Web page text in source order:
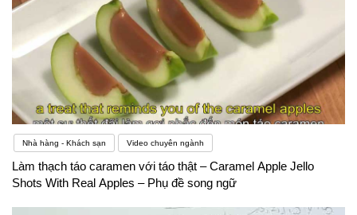
Nhà hàng - Khách sạn Video chuyên ngành
Làm thạch táo caramen với táo thật – Caramel Apple Jello
Shots With Real Apples – Phụ đề song ngữ